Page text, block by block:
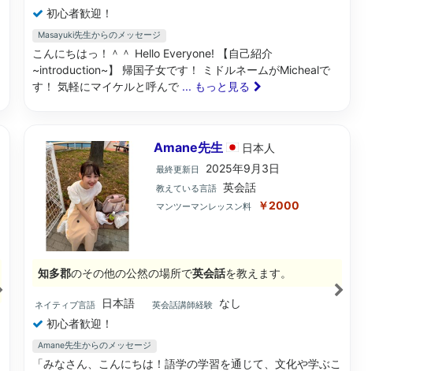
初心者歓迎！
Masayuki先生からのメッセージ
こんにちはっ！＾＾ Hello Everyone! 【自己紹介
~introduction~】 帰国子女です！ ミドルネームがMichealで
す！ 気軽にマイケルと呼んで ... もっと見る
Amane先生 日本 人
最終更新日 2025年9月3日
教えている言語 英会話
マンツーマンレッスン料 ￥2000
知多郡のその他の公然の場所で英会話を教えます。
ネイティブ言語 日本語 英会話講師経験
なし
初心者歓迎！
Amane先生からのメッセージ
「みなさん、こんにちは！語学の学習を通じて、文化や学ぶこ